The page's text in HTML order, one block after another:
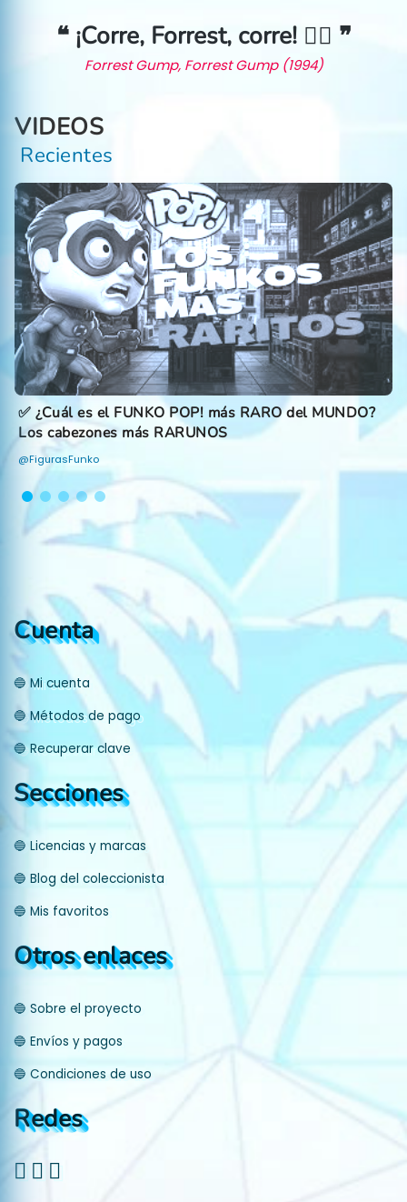
❝ ¡Corre, Forrest, corre! 🏃‍♂️ ❞
Forrest Gump, Forrest Gump (1994)
VIDEOS
Recientes
✅ ¿Cuál es el FUNKO POP! más RARO del MUNDO?
Los cabezones más RARUNOS
@FigurasFunko
Cuenta
🔵 Mi cuenta
🔵 Métodos de pago
🔵 Recuperar clave
Secciones
🔵 Licencias y marcas
🔵 Blog del coleccionista
🔵 Mis favoritos
Otros enlaces
🔵 Sobre el proyecto
🔵 Envíos y pagos
🔵 Condiciones de uso
Redes